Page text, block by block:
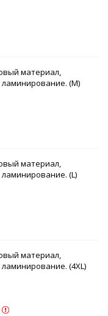
материал,
(M)
материал,
(L)
материал,
(4XL)